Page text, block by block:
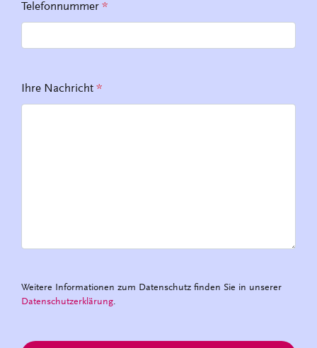
Telefonnummer *
Ihre Nachricht *
Weitere Informationen zum Datenschutz finden Sie in unserer
Datenschutzerklärung.